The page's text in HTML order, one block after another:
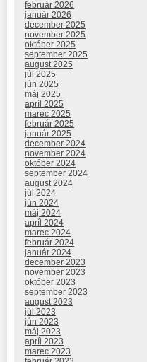
február 2026
január 2026
december 2025
november 2025
október 2025
september 2025
august 2025
júl 2025
jún 2025
máj 2025
apríl 2025
marec 2025
február 2025
január 2025
december 2024
november 2024
október 2024
september 2024
august 2024
júl 2024
jún 2024
máj 2024
apríl 2024
marec 2024
február 2024
január 2024
december 2023
november 2023
október 2023
september 2023
august 2023
júl 2023
jún 2023
máj 2023
apríl 2023
marec 2023